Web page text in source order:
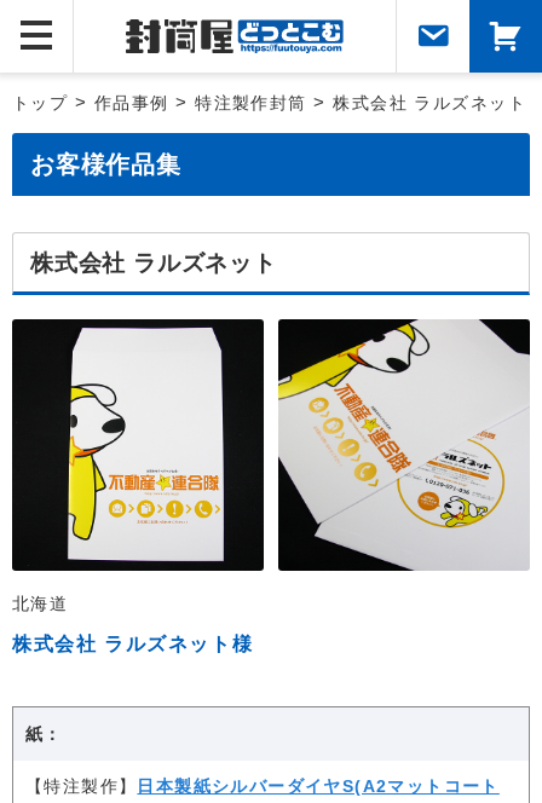
トップ > 作品事例 >特注製作封筒 >株式会社 ラルズネット
お客様作品集
株式会社 ラルズネット
北海道
株式会社 ラルズネット様
紙：
【特注製作】
日本製紙シルバーダイヤS(A2マットコート